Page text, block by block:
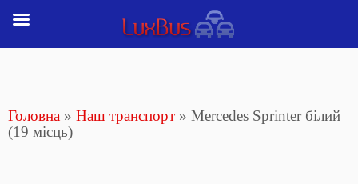
Головна » Наш транспорт » Mercedes Sprinter білий
(19 місць)